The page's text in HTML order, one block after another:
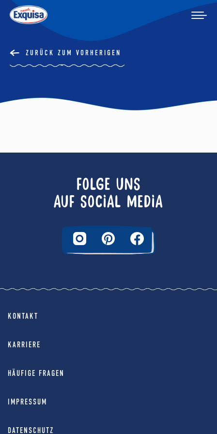
ZURÜCK ZUM VORHERIGEN
FOLGE UNS
AUF SOCIAL MEDIA
KONTAKT
KARRIERE
HÄUFIGE FRAGEN
IMPRESSUM
DATENSCHUTZ